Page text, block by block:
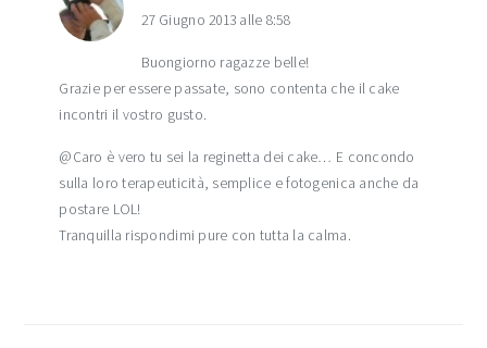
27 Giugno 2013 alle 8:58
Buongiorno ragazze belle!
Grazie per essere passate, sono contenta che il cake
incontri il vostro gusto.
@Caro è vero tu sei la reginetta dei cake… E concondo
sulla loro terapeuticità, semplice e fotogenica anche da
postare LOL!
Tranquilla rispondimi pure con tutta la calma.